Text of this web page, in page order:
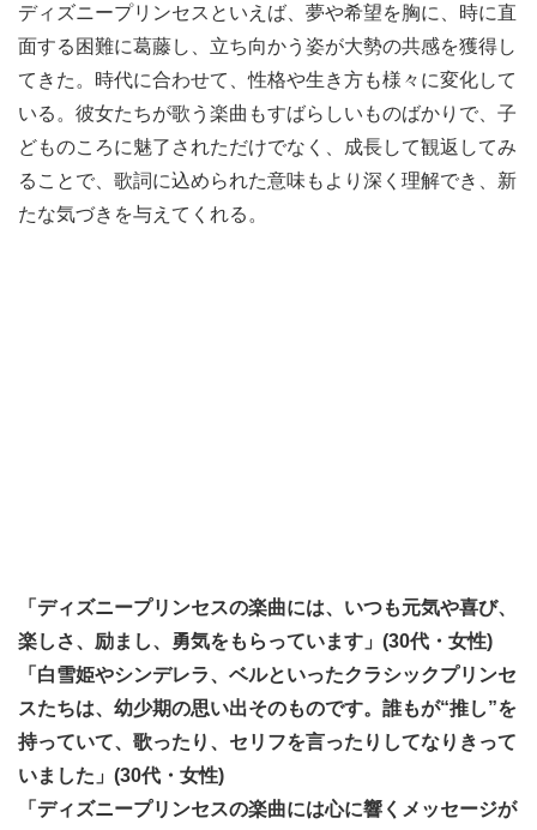
ディズニープリンセスといえば、夢や希望を胸に、時に直
面する困難に葛藤し、立ち向かう姿が大勢の共感を獲得し
てきた。時代に合わせて、性格や生き方も様々に変化して
いる。彼女たちが歌う楽曲もすばらしいものばかりで、子
どものころに魅了されただけでなく、成長して観返してみ
ることで、歌詞に込められた意味もより深く理解でき、新
たな気づきを与えてくれる。
「ディズニープリンセスの楽曲には、いつも元気や喜び、
楽しさ、励まし、勇気をもらっています」(30代・女性)
「白雪姫やシンデレラ、ベルといったクラシックプリンセ
スたちは、幼少期の思い出そのものです。誰もが“推し”を
持っていて、歌ったり、セリフを言ったりしてなりきって
いました」(30代・女性)
「ディズニープリンセスの楽曲には心に響くメッセージが